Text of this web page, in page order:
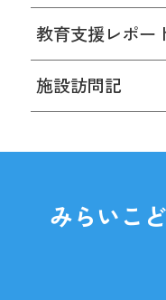
教育支援レポー
施設訪問記
みらいこ